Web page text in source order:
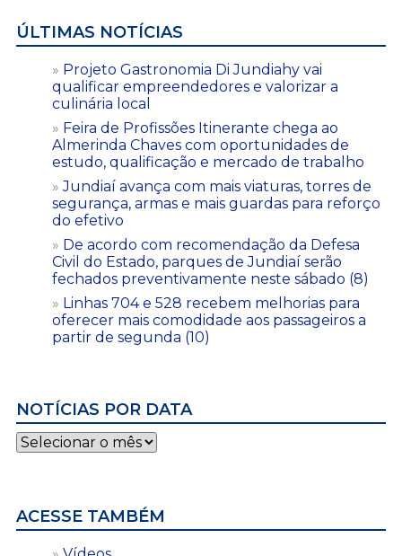
ÚLTIMAS NOTÍCIAS
Projeto Gastronomia Di Jundiahy vai
qualificar empreendedores e valorizar a
culinária local
Feira de Profissões Itinerante chega ao
Almerinda Chaves com oportunidades de
estudo, qualificação e mercado de trabalho
Jundiaí avança com mais viaturas, torres de
segurança, armas e mais guardas para reforço
do efetivo
De acordo com recomendação da Defesa
Civil do Estado, parques de Jundiaí serão
fechados preventivamente neste sábado (8)
Linhas 704 e 528 recebem melhorias para
oferecer mais comodidade aos passageiros a
partir de segunda (10)
NOTÍCIAS POR DATA
Notícias
por
ACESSE TAMBÉM